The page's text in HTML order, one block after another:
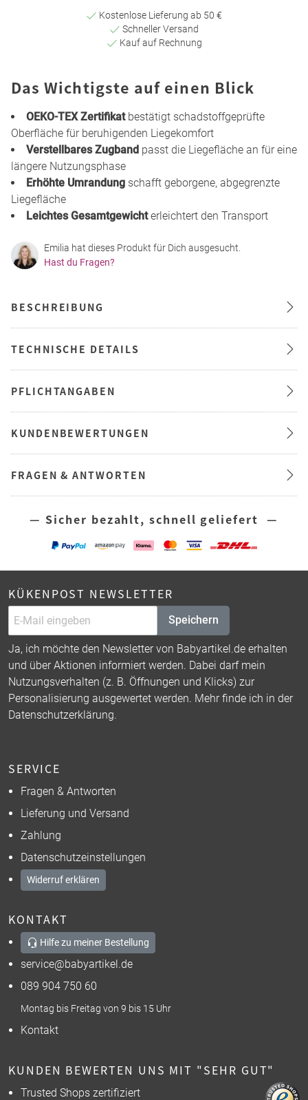
Kostenlose Lieferung ab 50 €
Schneller Versand
Kauf auf Rechnung
Das Wichtigste auf einen Blick
OEKO-TEX Zertifikatbestätigt schadstoffgeprüfte
Oberfläche für beruhigenden Liegekomfort
Verstellbares Zugband passt die Liegefläche an für eine
längere Nutzungsphase
Erhöhte Umrandung schafft geborgene, abgegrenzte
Liegefläche
Leichtes Gesamtgewichterleichtert den Transport
Emilia hat dieses Produkt für Dich ausgesucht.
Hast du Fragen?
BESCHREIBUNG
TECHNISCHE DETAILS
PFLICHTANGABEN
KUNDENBEWERTUNGEN
FRAGEN & ANTWORTEN
— Sicher bezahlt, schnell geliefert —
KÜKENPOST NEWSLETTER
Speichern
Ja, ich möchte den Newsletter von Babyartikel.de erhalten
und über Aktionen informiert werden. Dabei darf mein
Nutzungsverhalten (z. B. Öffnungen und Klicks) zur
Personalisierung ausgewertet werden. Mehr finde ich in der
Datenschutzerklärung.
SERVICE
Fragen & Antworten
Lieferung und Versand
Zahlung
Datenschutzeinstellungen
Widerruf erklären
KONTAKT
Hilfe zu meiner Bestellung
service@babyartikel.de
089 904 750 60
Montag bis Freitag von 9 bis 15 Uhr
Kontakt
KUNDEN BEWERTEN UNS MIT "SEHR GUT"
Trusted Shops zertifiziert